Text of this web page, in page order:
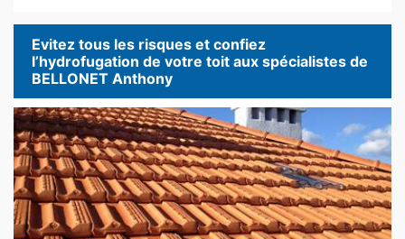
Evitez tous les risques et confiez
l’hydrofugation de votre toit aux spécialistes de
BELLONET Anthony